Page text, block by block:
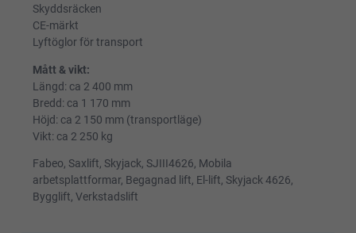
Skyddsräcken
CE-märkt
Lyftöglor för transport
Mått & vikt:
Längd: ca 2 400 mm
Bredd: ca 1 170 mm
Höjd: ca 2 150 mm (transportläge)
Vikt: ca 2 250 kg
Fabeo, Saxlift, Skyjack, SJIII4626, Mobila
arbetsplattformar, Begagnad lift, El-lift, Skyjack 4626,
Bygglift, Verkstadslift